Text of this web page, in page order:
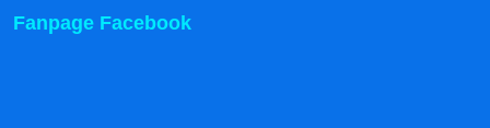
Fanpage Facebook